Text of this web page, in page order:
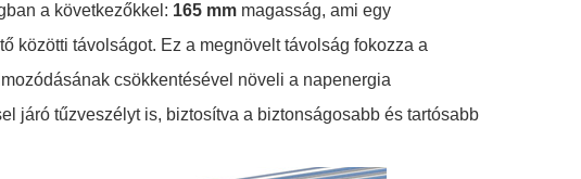
a következőkkel: 165 mmmagasság, ami egy
közötti távolságot. Ez a megnövelt távolság fokozza a
csökkentésével növeli a napenergia
járó tűzveszélyt is, biztosítva a biztonságosabb és tartósabb